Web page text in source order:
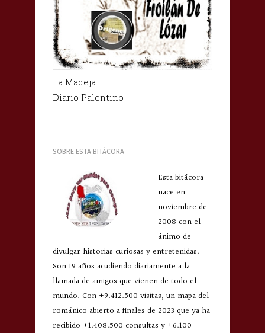
La Madeja
Diario Palentino
SOBRE ESTA BITÁCORA
Esta bitácora
nace en
noviembre de
2008 con el
ánimo de
divulgar historias curiosas y entretenidas.
Son 19 años acudiendo diariamente a la
llamada de amigos que vienen de todo el
mundo. Con +9.412.500 visitas, un mapa del
románico abierto a finales de 2023 que ya ha
recibido +1.408.500 consultas y +6.100